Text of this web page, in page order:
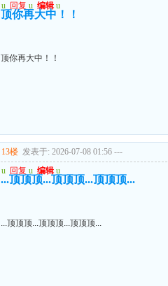
u 回复 u 编辑 u
顶你再大中！！
顶你再大中！！
13楼 发表于: 2026-07-08 01:56 ---
u 回复 u 编辑 u
...顶顶顶...顶顶顶...顶顶顶...
...顶顶顶...顶顶顶...顶顶顶...